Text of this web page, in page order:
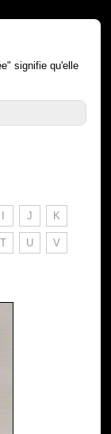
signifie qu'elle
I J K
T U V